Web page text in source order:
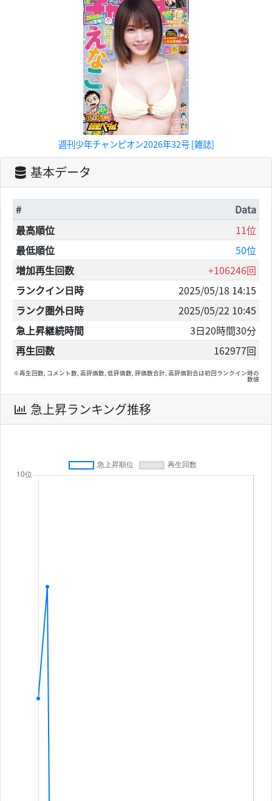
週刊少年チャンピオン2026年32号 [雑誌]
基本データ
#
Data
最高順位
11位
最低順位
50位
増加再生回数
+106246回
ランクイン日時
2025/05/18 14:15
ランク圏外日時
2025/05/22 10:45
急上昇継続時間
3日20時間30分
再生回数
162977回
※再生回数, コメント数, 高評価数, 低評価数, 評価数合計, 高評価割合は初回ランクイン時の
数値
急上昇ランキング推移